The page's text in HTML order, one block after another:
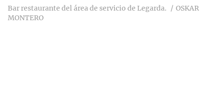
Bar restaurante del área de servicio de Legarda.
OSKAR
MONTERO